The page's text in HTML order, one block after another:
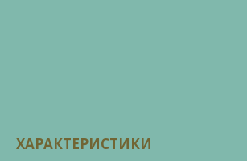
ХАРАКТЕРИСТИКИ